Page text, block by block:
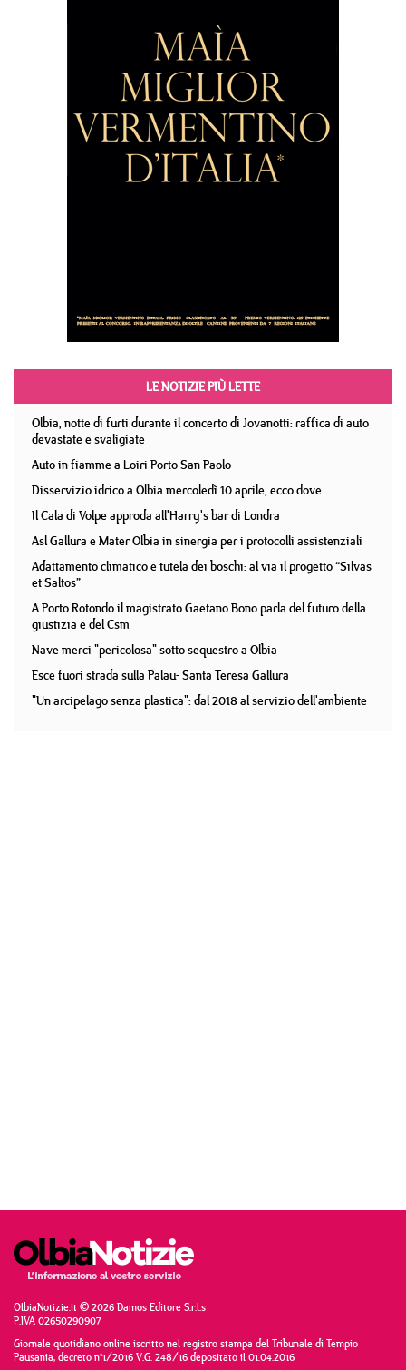
LE NOTIZIE PIÙ LETTE
Olbia, notte di furti durante il concerto di Jovanotti: raffica di auto
devastate e svaligiate
Auto in fiamme a Loiri Porto San Paolo
Disservizio idrico a Olbia mercoledì 10 aprile, ecco dove
Il Cala di Volpe approda all'Harry's bar di Londra
Asl Gallura e Mater Olbia in sinergia per i protocolli assistenziali
Adattamento climatico e tutela dei boschi: al via il progetto “Silvas
et Saltos”
A Porto Rotondo il magistrato Gaetano Bono parla del futuro della
giustizia e del Csm
Nave merci "pericolosa" sotto sequestro a Olbia
Esce fuori strada sulla Palau- Santa Teresa Gallura
"Un arcipelago senza plastica": dal 2018 al servizio dell'ambiente
OlbiaNotizie.it © 2026 Damos Editore S.r.l.s
P.IVA 02650290907
Giornale quotidiano online iscritto nel registro stampa del Tribunale di Tempio
Pausania, decreto n°1/2016 V.G. 248/16 depositato il 01.04.2016